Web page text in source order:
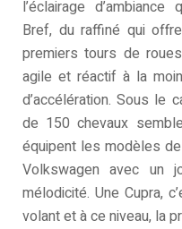
l’éclairage
Bref, du raffiné qui
premiers tours de
agile et réactif à la
d’accélération. Sous le
de 150 chevaux
équipent les modèles
Volkswagen avec un
mélodicité. Une Cupra,
volant et à ce niveau, la